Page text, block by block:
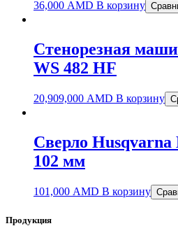
36,000 AMD В корзину
Стенорезная
WS 482 HF
20,909,000 AMD В корзину
Сверло
102 мм
101,000 AMD В корзину
Продукция